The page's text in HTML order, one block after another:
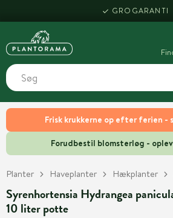
Frisk krukkerne op efter ferien -
Forudbestil blomsterløg -
GROGARANTI
Planter Haveplanter Hækplanter
Syrenhortensia Hydrangea
10 liter potte